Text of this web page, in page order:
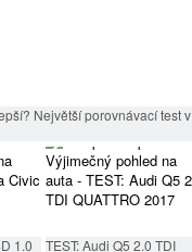
Největší porovnávací test v
1.0
TEST: Audi Q5 2.0 TDI